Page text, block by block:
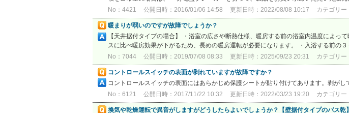
No：4421 公開日時：2016/01/06 14:58 更新日時：2022/08/08 10:17 カテゴリー
暖まりが弱いのですが故障でしょうか？
【天井据付タイプの場合】 ・浴室の広さや断熱仕様、暖房する前の浴室内温度によ
スに比べ暖房効果が下がるため、長めの暖房運転が必要になります。 ・入浴する前の
No：7044 公開日時：2019/07/08 08:33 更新日時：2025/09/23 20:31 カテゴリ
コントロールスイッチの表面が剥れていますが故障ですか？
コントロールスイッチの表面にはあらかじめ保護シートが貼り付けてあります。剥がし
No：6121 公開日時：2017/11/22 10:32 更新日時：2022/03/23 19:20 カテゴリー
換気や乾燥運転で異音がしますがどうしたらよいでしょうか？【壁据付タイプのバス乾】